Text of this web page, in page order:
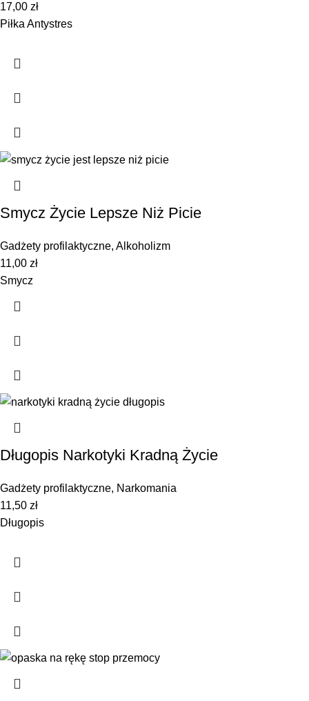
17,00 zł
Piłka Antystres
Smycz Życie Lepsze Niż Picie
Gadżety profilaktyczne, Alkoholizm
11,00 zł
Smycz
Długopis Narkotyki Kradną Życie
Gadżety profilaktyczne, Narkomania
11,50 zł
Długopis